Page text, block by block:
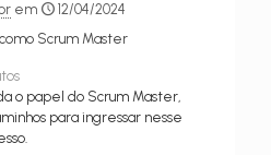
em
12/04/2024
Scrum Master
o papel do Scrum Master,
para ingressar nesse